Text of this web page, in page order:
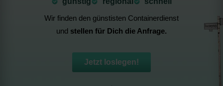
Wir finden den günstisten Containerdienst
und stellen für Dich die Anfrage.
Jetzt loslegen!